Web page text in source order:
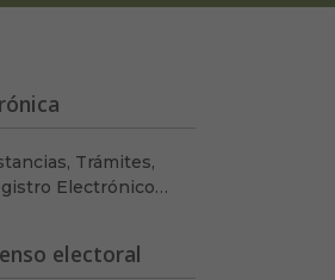
Buscar
Trámites,
Electrónico…
electoral